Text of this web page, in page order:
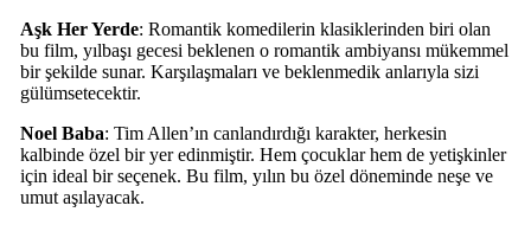
Aşk Her Yerde: Romantik komedilerin klasiklerinden biri olan
bu film, yılbaşı gecesi beklenen o romantik ambiyansı mükemmel
bir şekilde sunar. Karşılaşmaları ve beklenmedik anlarıyla sizi
gülümsetecektir.
Noel Baba: Tim Allen’ın canlandırdığı karakter, herkesin
kalbinde özel bir yer edinmiştir. Hem çocuklar hem de yetişkinler
için ideal bir seçenek. Bu film, yılın bu özel döneminde neşe ve
umut aşılayacak.